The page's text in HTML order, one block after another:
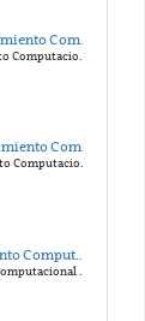
Presentación - Curso Pensamiento Computacional en la Escuela
Conclusiones - Curso Pensamiento Computacional en la Escuela
Conclusiones - Curso Pensamiento Computacional en la Escuela
Módulo 5 - Curso Pensamiento Computacional en la Escuela